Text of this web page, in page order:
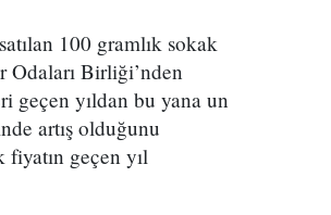
100 gramlık sokak
Birliği’nden
geçen yıldan bu yana un
artış olduğunu
geçen yıl